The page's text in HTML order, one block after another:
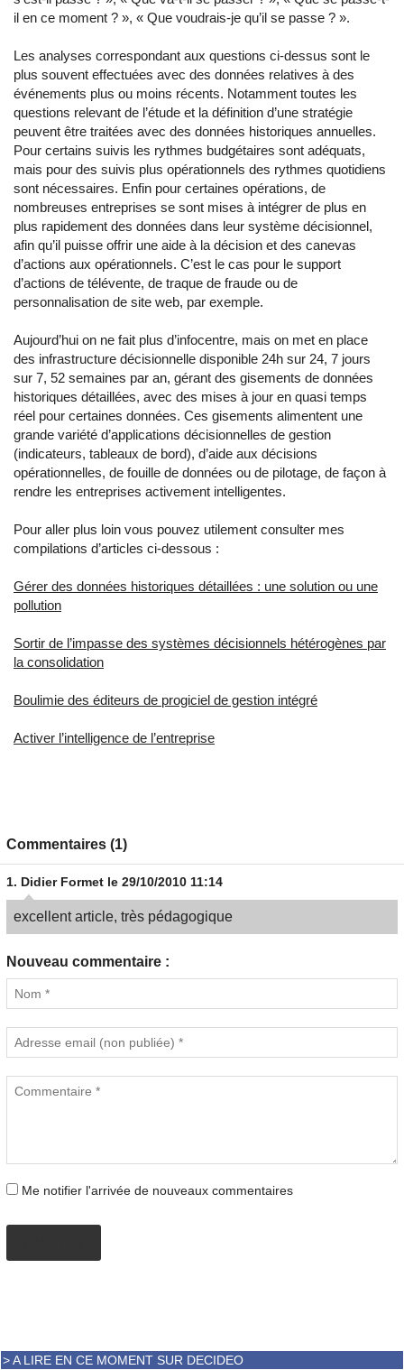
il en ce moment ? », « Que voudrais-je qu’il se passe ? ».
Les analyses correspondant aux questions ci-dessus sont le
plus souvent effectuées avec des données relatives à des
événements plus ou moins récents. Notamment toutes les
questions relevant de l’étude et la définition d’une stratégie
peuvent être traitées avec des données historiques annuelles.
Pour certains suivis les rythmes budgétaires sont adéquats,
mais pour des suivis plus opérationnels des rythmes quotidiens
sont nécessaires. Enfin pour certaines opérations, de
nombreuses entreprises se sont mises à intégrer de plus en
plus rapidement des données dans leur système décisionnel,
afin qu’il puisse offrir une aide à la décision et des canevas
d’actions aux opérationnels. C’est le cas pour le support
d’actions de télévente, de traque de fraude ou de
personnalisation de site web, par exemple.
Aujourd’hui on ne fait plus d’infocentre, mais on met en place
des infrastructure décisionnelle disponible 24h sur 24, 7 jours
sur 7, 52 semaines par an, gérant des gisements de données
historiques détaillées, avec des mises à jour en quasi temps
réel pour certaines données. Ces gisements alimentent une
grande variété d’applications décisionnelles de gestion
(indicateurs, tableaux de bord), d’aide aux décisions
opérationnelles, de fouille de données ou de pilotage, de façon à
rendre les entreprises activement intelligentes.
Pour aller plus loin vous pouvez utilement consulter mes
compilations d’articles ci-dessous :
Gérer des données historiques détaillées : une solution ou une
pollution
Sortir de l’impasse des systèmes décisionnels hétérogènes par
la consolidation
Boulimie des éditeurs de progiciel de gestion intégré
Activer l’intelligence de l’entreprise
Commentaires (1)
1. Didier Formet le 29/10/2010 11:14
excellent article, très pédagogique
Nouveau commentaire :
Me notifier l'arrivée de nouveaux commentaires
> A LIRE EN CE MOMENT SUR DECIDEO